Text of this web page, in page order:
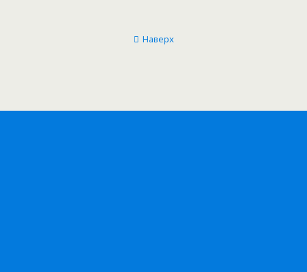
Наверх